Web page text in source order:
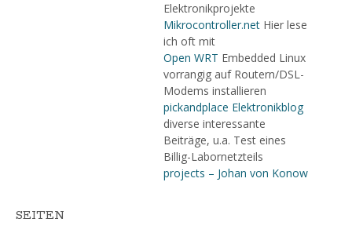
Elektronikprojekte
Mikrocontroller.netHier lese
ich oft mit
Open WRT Embedded Linux
vorrangig auf Routern/DSL-
Modems installieren
pickandplace Elektronikblog
diverse interessante
Beiträge, u.a. Test eines
Billig-Labornetzteils
projects – Johan von Konow
SEITEN